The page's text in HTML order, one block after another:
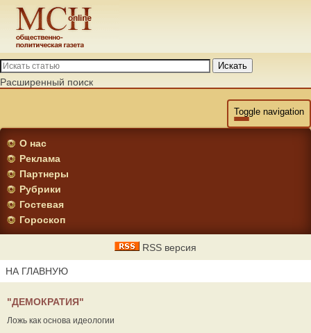
Искать
Расширенный поиск
Toggle navigation
О нас
Реклама
Партнеры
Рубрики
Гостевая
Гороскоп
RSS версия
НА ГЛАВНУЮ
"ДЕМОКРАТИЯ"
Ложь как основа идеологии